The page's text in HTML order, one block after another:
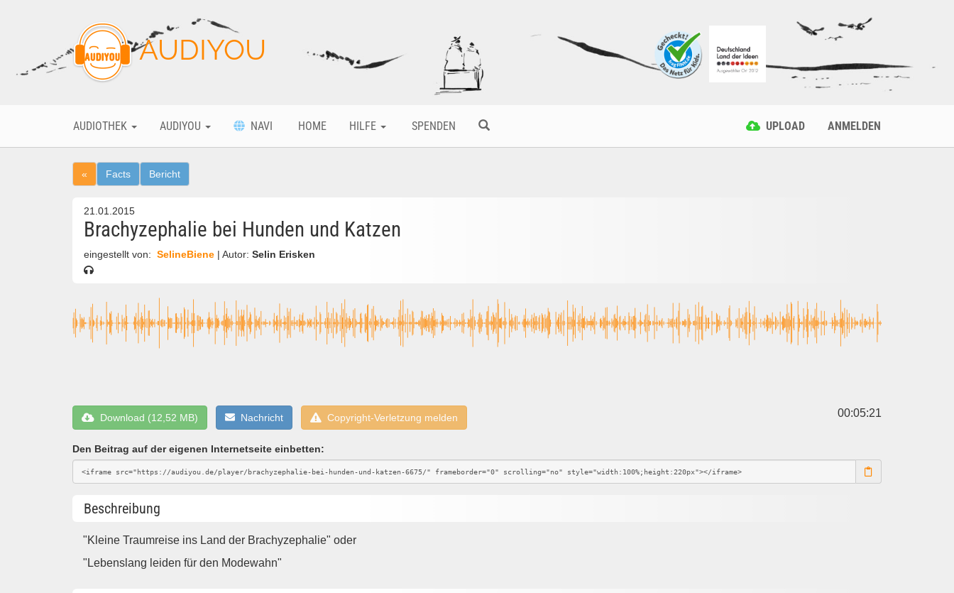
AUDIYOU
AUDIOTHEK AUDIYOU NAVI HOME HILFE SPENDEN UPLOAD ANMELDEN
« Facts Bericht
21.01.2015
Brachyzephalie bei Hunden und Katzen
eingestellt von: SelineBiene | Autor: Selin Erisken
Download (12,52 MB) Nachricht Copyright-Verletzung melden 00:05:21
Den Beitrag auf der eigenen Internetseite einbetten:
Beschreibung
"Kleine Traumreise ins Land der Brachyzephalie" oder
"Lebenslang leiden für den Modewahn"